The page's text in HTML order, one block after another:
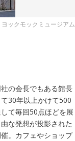
ヨックモックミュージアム
の会長でもある館長
30年以上かけて500
て毎回50点ほどを展
な発想が投影された
。カフェやショップ